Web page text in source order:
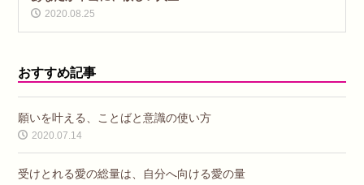
2020.08.25
おすすめ記事
願いを叶える、ことばと意識の使い方
2020.07.14
受けとれる愛の総量は、自分へ向ける愛の量